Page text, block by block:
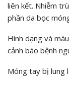
liên kết. Nhiễm
phần da bọc
Hình dạng và
cảnh báo bệnh
Móng tay bị lung